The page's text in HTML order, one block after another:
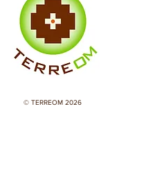
© TERREOM 2026